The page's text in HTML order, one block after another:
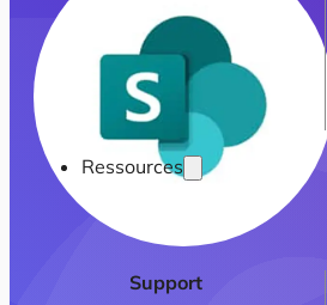
Ressources
Support